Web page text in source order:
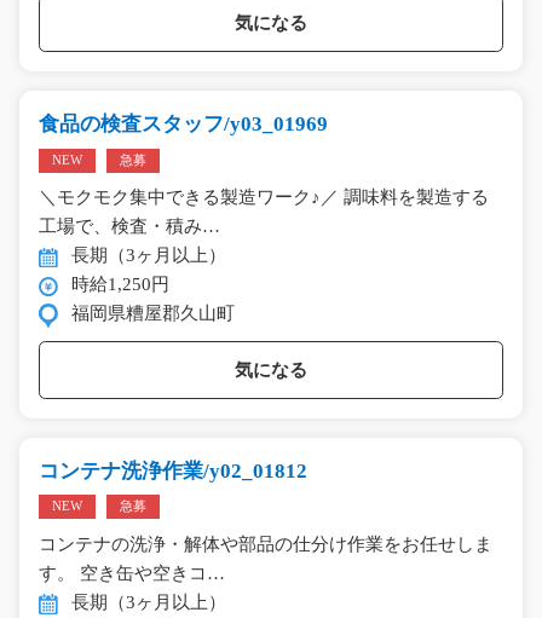
気になる
食品の検査スタッフ/y03_01969
NEW 急募
＼モクモク集中できる製造ワーク♪／ 調味料を製造する
工場で、検査・積み…
長期（3ヶ月以上）
時給1,250円
福岡県糟屋郡久山町
気になる
コンテナ洗浄作業/y02_01812
NEW 急募
コンテナの洗浄・解体や部品の仕分け作業をお任せしま
す。 空き缶や空きコ…
長期（3ヶ月以上）